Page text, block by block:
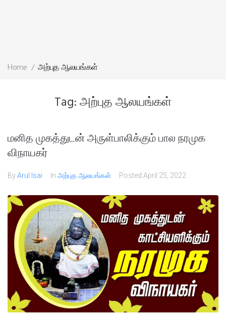
Home / அற்புத ஆலயங்கள்
Tag:அற்புத ஆலயங்கள்
மனித முகத்துடன் அருள்பாலிக்கும் பால நரமுக
விநாயகர்
ByArul Isai In அற்புத ஆலயங்கள் Posted April 25, 2022